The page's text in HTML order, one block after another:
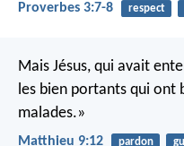
Proverbes 3:7-8 respect
Mais Jésus, qui avait
les bien portants qui ont
malades.»
Matthieu 9:12 pardon